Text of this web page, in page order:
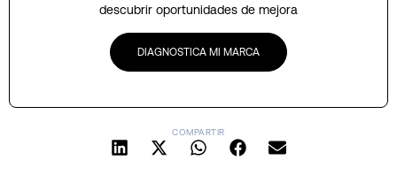
descubrir oportunidades de mejora
DIAGNOSTICA MI MARCA
COMPARTIR